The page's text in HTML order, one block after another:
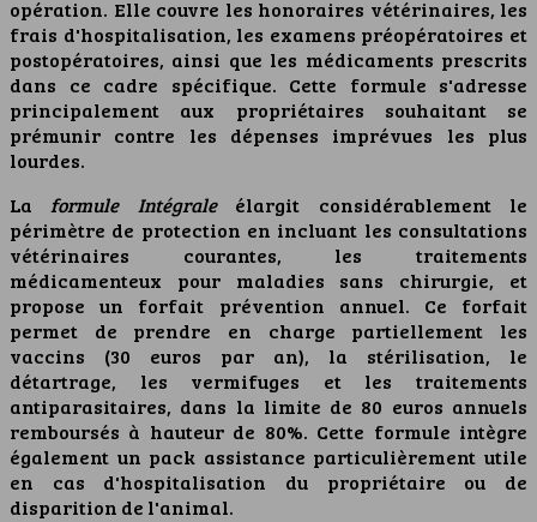
opération. Elle couvre les honoraires vétérinaires, les
frais d'hospitalisation, les examens préopératoires et
postopératoires, ainsi que les médicaments prescrits
dans ce cadre spécifique. Cette formule s'adresse
principalement aux propriétaires souhaitant se
prémunir contre les dépenses imprévues les plus
lourdes.
La formule Intégraleélargit considérablement le
périmètre de protection en incluant les consultations
vétérinaires courantes, les traitements
médicamenteux pour maladies sans chirurgie, et
propose un forfait prévention annuel. Ce forfait
permet de prendre en charge partiellement les
vaccins (30 euros par an), la stérilisation, le
détartrage, les vermifuges et les traitements
antiparasitaires, dans la limite de 80 euros annuels
remboursés à hauteur de 80%. Cette formule intègre
également un pack assistance particulièrement utile
en cas d'hospitalisation du propriétaire ou de
disparition de l'animal.